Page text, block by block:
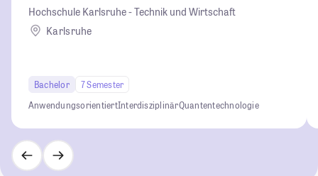
Hochschule Karlsruhe - Technik und Wirtschaft
Karlsruhe
Bachelor
7 Semester
AnwendungsorientiertInterdisziplinärQuantentechnologie